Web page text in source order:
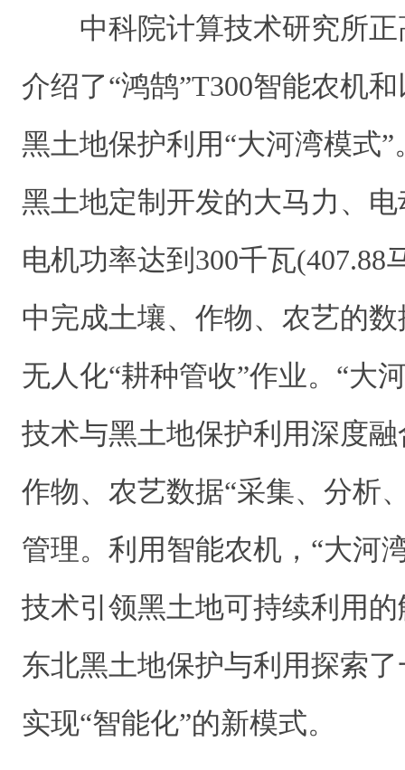
中科院计算技术研究所正
介绍了“鸿鹄”T300智能农机
黑土地保护利用“大河湾模式”
黑土地定制开发的大马力、
电机功率达到300千瓦(407.88
中完成土壤、作物、农艺的
无人化“耕种管收”作业。“大
技术与黑土地保护利用深度
作物、农艺数据“采集、分析
管理。利用智能农机，“大河
技术引领黑土地可持续利用
东北黑土地保护与利用探索
实现“智能化”的新模式。